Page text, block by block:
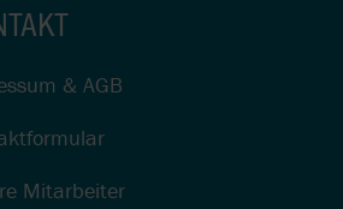
& AGB
Mitarbeiter